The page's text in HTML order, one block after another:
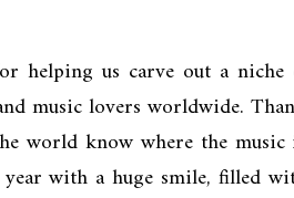
helping us carve out a
music lovers worldwide.
know where the music
with a huge smile, filled